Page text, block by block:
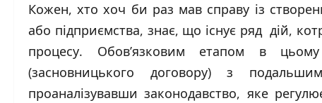
Кожен, хто хоч би раз мав справу із
або підприємства, знає, що існує ряд дій,
процесу. Обов’язковим етапом в
(засновницького договору) з
проаналізувавши законодавство, яке